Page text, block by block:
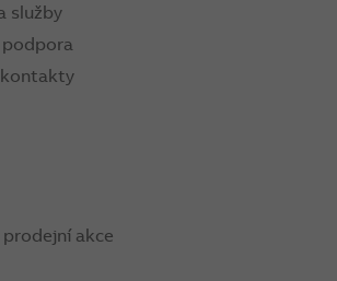
služby
podpora
akce